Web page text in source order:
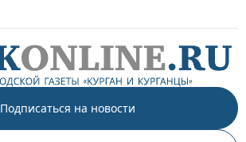
Подписаться на новости